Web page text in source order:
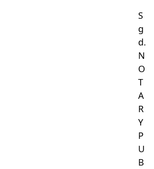
S
g
d.
N
O
T
A
R
Y
P
U
B